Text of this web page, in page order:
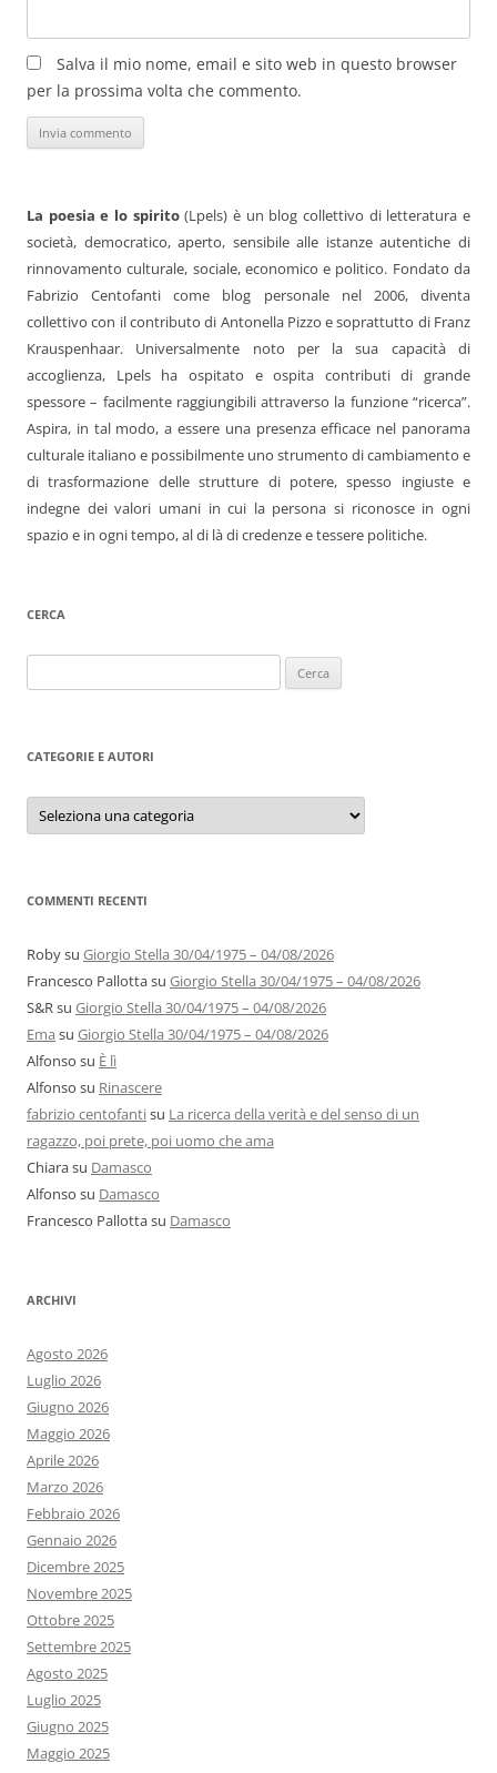
Salva il mio nome, email e sito web in questo browser
per la prossima volta che commento.
La poesia e lo spirito(Lpels) è un blog collettivo di letteratura e
società, democratico, aperto, sensibile alle istanze autentiche di
rinnovamento culturale, sociale, economico e politico. Fondato da
Fabrizio Centofanti come blog personale nel 2006, diventa
collettivo con il contributo di Antonella Pizzo e soprattutto di Franz
Krauspenhaar. Universalmente noto per la sua capacità di
accoglienza, Lpels ha ospitato e ospita contributi di grande
spessore – facilmente raggiungibili attraverso la funzione “ricerca”.
Aspira, in tal modo, a essere una presenza efficace nel panorama
culturale italiano e possibilmente uno strumento di cambiamento e
di trasformazione delle strutture di potere, spesso ingiuste e
indegne dei valori umani in cui la persona si riconosce in ogni
spazio e in ogni tempo, al di là di credenze e tessere politiche.
CERCA
per:
CATEGORIE E AUTORI
Categorie
autori
COMMENTI RECENTI
Robysu Giorgio Stella 30/04/1975 – 04/08/2026
Francesco Pallottasu Giorgio Stella 30/04/1975 – 04/08/2026
S&Rsu Giorgio Stella 30/04/1975 – 04/08/2026
Ema su Giorgio Stella 30/04/1975 – 04/08/2026
Alfonso su È lì
Alfonso su Rinascere
fabrizio centofantisu La ricerca della verità e del senso di un
ragazzo, poi prete, poi uomo che ama
Chiarasu Damasco
Alfonso su Damasco
Francesco Pallottasu Damasco
ARCHIVI
Agosto 2026
Luglio 2026
Giugno 2026
Maggio 2026
Aprile 2026
Marzo 2026
Febbraio 2026
Gennaio 2026
Dicembre 2025
Novembre 2025
Ottobre 2025
Settembre 2025
Agosto 2025
Luglio 2025
Giugno 2025
Maggio 2025